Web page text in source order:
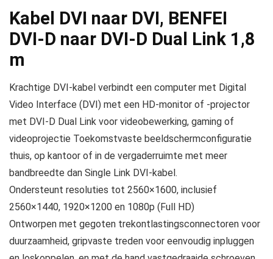
Kabel DVI naar DVI, BENFEI
DVI-D naar DVI-D Dual Link 1,8
m
Krachtige DVI-kabel verbindt een computer met Digital
Video Interface (DVI) met een HD-monitor of -projector
met DVI-D Dual Link voor videobewerking, gaming of
videoprojectie Toekomstvaste beeldschermconfiguratie
thuis, op kantoor of in de vergaderruimte met meer
bandbreedte dan Single Link DVI-kabel.
Ondersteunt resoluties tot 2560×1600, inclusief
2560×1440, 1920×1200 en 1080p (Full HD)
Ontworpen met gegoten trekontlastingsconnectoren voor
duurzaamheid, gripvaste treden voor eenvoudig inpluggen